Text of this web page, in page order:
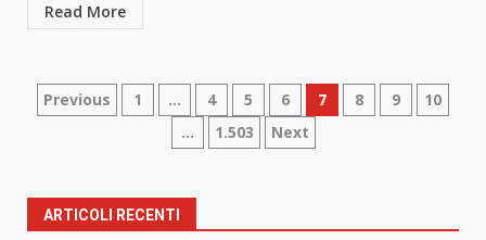
Read More
Paginazione
articoli
Previous 1 … 4 5 6 7 8 9
10
…
1.503 Next
ARTICOLI RECENTI